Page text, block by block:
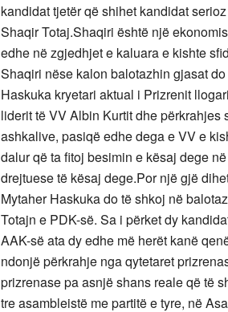
kandidat tjetër që shihet kandidat
Shaqir Totaj.Shaqiri është një
edhe në zgjedhjet e kaluara e kishte
Shaqiri nëse kalon balotazhin gjasat
Haskuka kryetari aktual i Prizrenit
liderit të VV Albin Kurtit dhe
ashkalive, pasiqë edhe dega e VV e
dalur që ta fitoj besimin e kësaj dege
drejtuese të kësaj dege.Por një gjë
Mytaher Haskuka do të shkoj në
Totajn e PDK-së. Sa i përket dy
AAK-së ata dy edhe më herët kanë
ndonjë përkrahje nga qytetaret
prizrenase pa asnjë shans reale që të
tre asambleistë me partitë e tyre, në